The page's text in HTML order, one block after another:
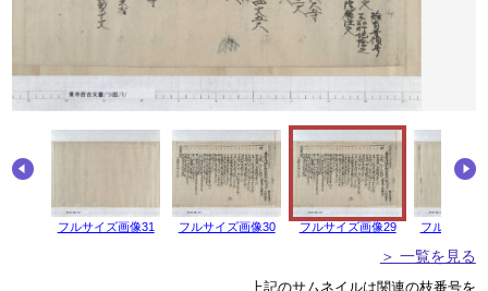
フルサイズ画像31 フルサイズ画像30 フルサイズ画像29 フルサイズ
＞ 一覧を見る
上記のサムネイルは関連の枝番号を